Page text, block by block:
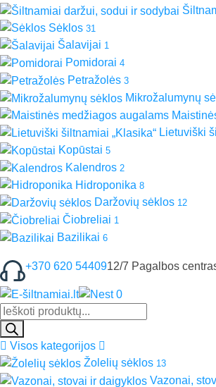
Sėklos 31
Šalavijai 1
Pomidorai 4
Petražolės 3
Mikrožalumynų
Lietuviški
Kopūstai 5
Kalendros 2
Hidroponika 8
Daržovių sėklos 12
Čiobreliai 1
Bazilikai 6
+370 620 5440912/7 Pagalbos
0
Visos kategorijos
Žolelių sėklos 13
Vazonai,